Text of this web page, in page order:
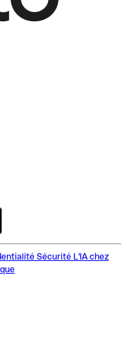
Sécurité L'IA chez